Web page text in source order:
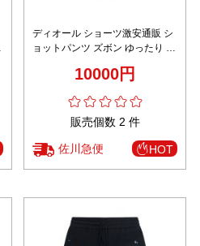
ディオール ショーツ激安通販 シ
ョットパンツ ズボン ゆったり パ
10000円
販売個数 2 件
佐川急便 HOT